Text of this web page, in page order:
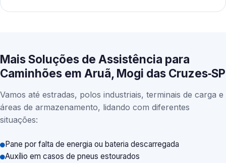
Mais Soluções de Assistência para
Caminhões em Aruã, Mogi das Cruzes‑SP
Vamos até estradas, polos industriais, terminais de carga e
áreas de armazenamento, lidando com diferentes
situações:
Pane por falta de energia ou bateria descarregada
Auxílio em casos de pneus estourados